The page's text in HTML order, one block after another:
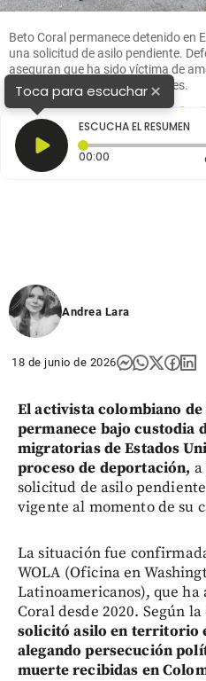
Beto Coral permanece detenido en
una solicitud de asilo pendiente.
aseguran que ha sido víctima de
Colombia. FOTO: Redes sociales.
Toca para escuchar×
ESCUCHA EL RESUMEN
00:00 Tiempo
Andrea Lara
18 de junio de 2026
El activista colombiano
permanece bajo custodia
migratorias de Estados
proceso de deportación,
solicitud de asilo
vigente al momento de su
La situación fue
WOLA (Oficina en
Latinoamericanos), que ha
Coral desde 2020. Según
solicitó asilo en territorio
alegando persecución
muerte recibidas en